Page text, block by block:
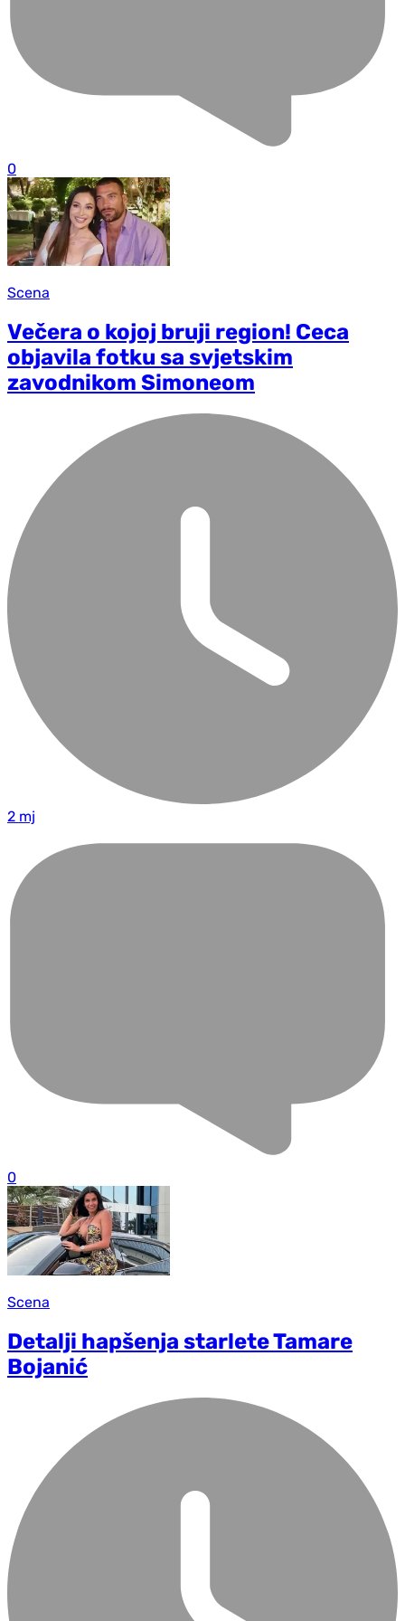
0
Scena
Večera o kojoj bruji region! Ceca
objavila fotku sa svjetskim
zavodnikom Simoneom
2 mj
0
Scena
Detalji hapšenja starlete Tamare
Bojanić